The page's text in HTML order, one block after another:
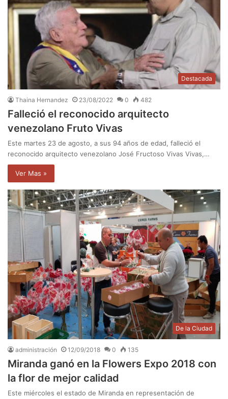
Destacada
Thaina Hernandez 23/08/2022 0 482
Falleció el reconocido arquitecto
venezolano Fruto Vivas
Este martes 23 de agosto, a sus 94 años de edad, falleció el
reconocido arquitecto venezolano José Fructoso Vivas Vivas,…
Ver Mas »
De la Ciudad
administración 12/09/2018 0 135
Miranda ganó en la Flowers Expo 2018 con
la flor de mejor calidad
Este miércoles el estado de Miranda en representación de